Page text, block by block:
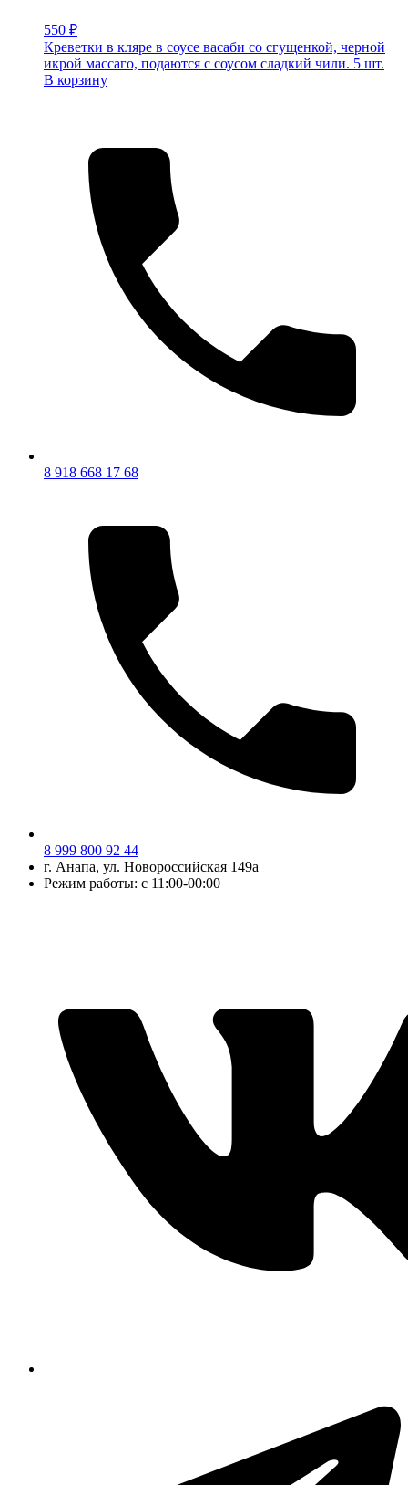
550 ₽
Креветки в кляре в соусе васаби со сгущенкой, черной
икрой массаго, подаются с соусом сладкий чили. 5 шт.
В корзину
8 918 668 17 68
8 999 800 92 44
г. Анапа, ул. Новороссийская 149а
Режим работы: с 11:00-00:00